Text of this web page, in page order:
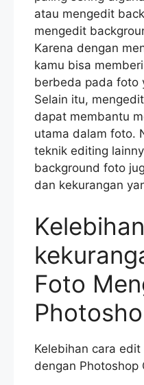
atau mengedit
mengedit
Karena dengan
kamu bisa
berbeda pada foto
Selain itu,
dapat membantu
utama dalam foto.
teknik editing
background foto
dan kekurangan
Foto
Kelebihan cara
dengan Photoshop